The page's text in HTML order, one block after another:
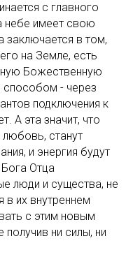
с главного
небе имеет свою
заключается в том,
на Земле, есть
Божественную
способом - через
подключения к
А эта значит, что
станут
и энергия будут
Бога Отца
люди и существа, не
их внутреннем
с этим новым
ни силы, ни